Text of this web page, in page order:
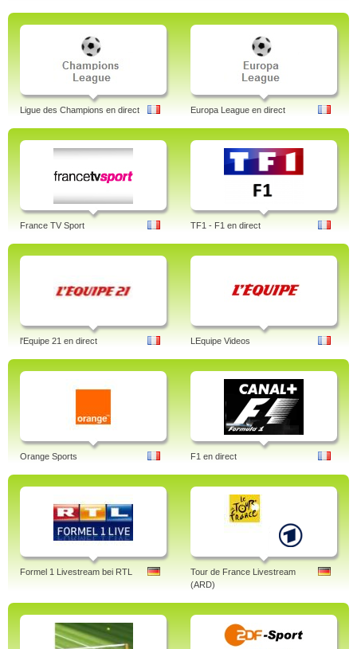
Ligue des Champions en direct Europa League en direct
France TV Sport TF1 - F1 en direct
l'Equipe 21 en direct LEquipe Videos
Orange Sports F1 en direct
Formel 1 Livestream bei RTL
Tour de France Livestream
(ARD)